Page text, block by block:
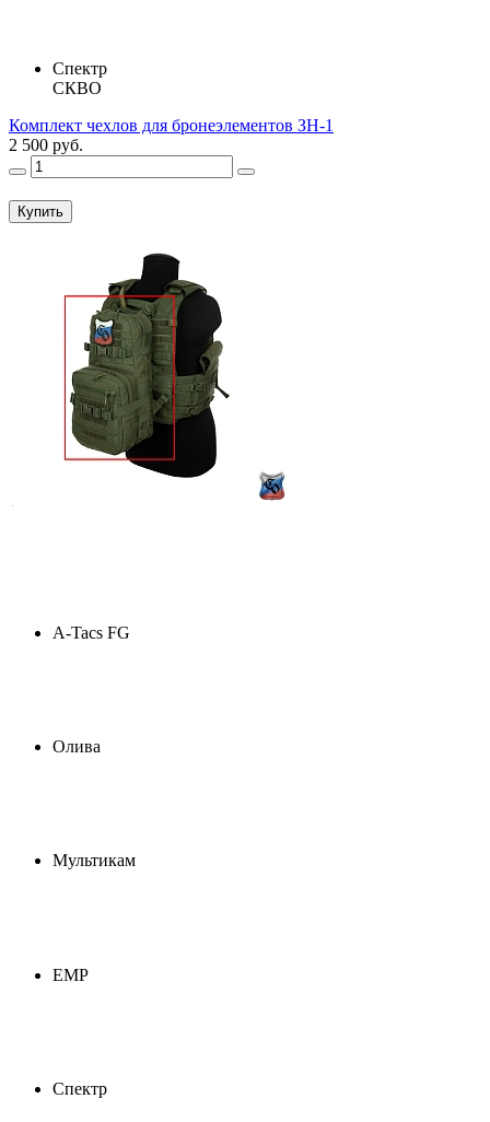
Спектр
СКВО
Комплект чехлов для бронеэлементов ЗН-1
2 500 руб.
Купить
A-Tacs FG
Олива
Мультикам
ЕМР
Спектр